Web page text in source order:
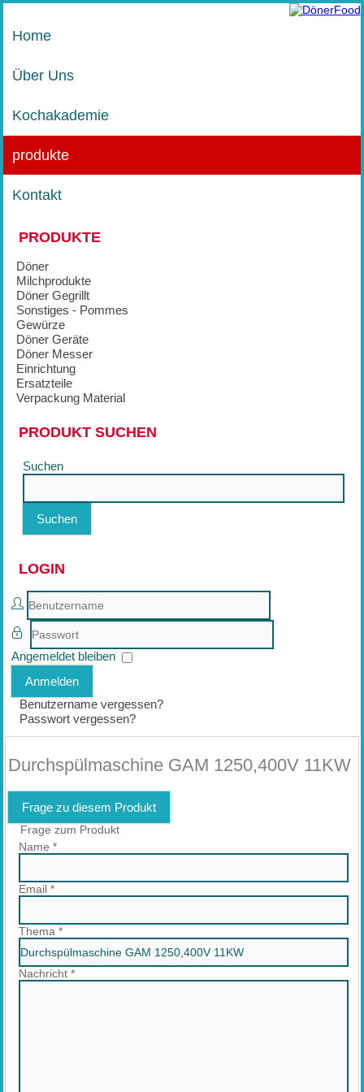
Home
Über Uns
Kochakademie
produkte
Kontakt
PRODUKTE
Döner
Milchprodukte
Döner Gegrillt
Sonstiges - Pommes
Gewürze
Döner Geräte
Döner Messer
Einrichtung
Ersatzteile
Verpackung Material
PRODUKT SUCHEN
Suchen
Suchen
LOGIN
Benutzername
Passwort
Angemeldet bleiben
Anmelden
Benutzername vergessen?
Passwort vergessen?
Durchspülmaschine GAM 1250,400V 11KW
Frage zu diesem Produkt
Frage zum Produkt
Name *
Email*
Thema *
Nachricht*